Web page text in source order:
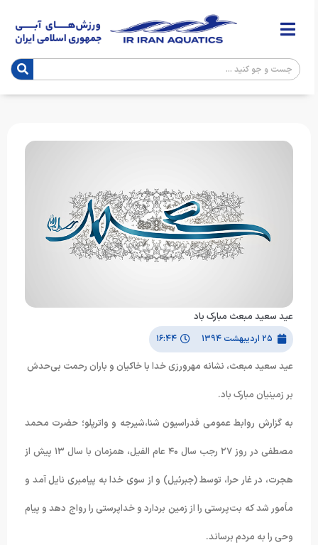
عید سعید مبعث مبارک باد
۲۵ اردیبهشت ۱۳۹۴ ۱۶:۴۴
عید سعید مبعث، نشانه مهرورزی خدا با خاکیان و باران رحمت بی‌‌حدش
بر زمینیان مبارک باد.
به گزارش روابط عمومی فدراسیون شنا،شیرجه و واترپلو؛ حضرت محمد
مصطفی در روز ۲۷ رجب سال ۴۰ عام الفیل، همزمان با سال ۱۳ پیش از
هجرت، در غار حرا، توسط (جبرئیل) و از سوی خدا به پیامبری نایل آمد و
مأمور شد که بت‌پرستی را از زمین بردارد و خداپرستی را رواج دهد و پیام
وحی را به مردم برساند.